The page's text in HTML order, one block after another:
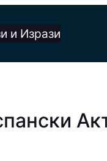
и Изрази